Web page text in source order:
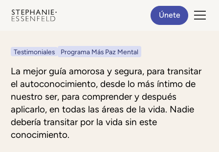
Únete
Testimoniales Programa Más Paz Mental
La mejor guía amorosa y segura, para transitar
el autoconocimiento, desde lo más íntimo de
nuestro ser, para comprender y después
aplicarlo, en todas las áreas de la vida. Nadie
debería transitar por la vida sin este
conocimiento.